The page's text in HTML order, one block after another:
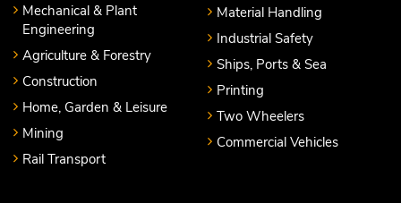
Mechanical & Plant
Engineering
Agriculture & Forestry
Construction
Home, Garden & Leisure
Mining
Rail Transport
Material Handling
Industrial Safety
Ships, Ports & Sea
Printing
Two Wheelers
Commercial Vehicles